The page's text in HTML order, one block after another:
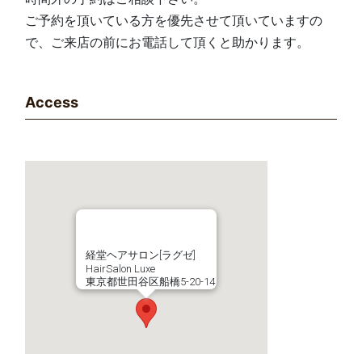
ご予約を頂いている方を優先させて頂いていますの
で、ご来店の前にお電話して頂くと助かります。
Access
経堂ヘアサロン[ラグゼ]
HairSalon Luxe
東京都世田谷区船橋5-20-14